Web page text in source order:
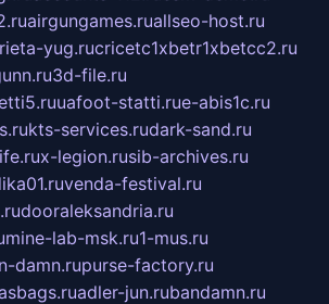
airgungames.ruallseo-host.ru
yug.rucricetc1xbetr1xbetcc2.ru
3d-file.ru
uafoot-statti.rue-abis1c.ru
kts-services.rudark-sand.ru
x-legion.rusib-archives.ru
venda-festival.ru
dooraleksandria.ru
mine-lab-msk.ru1-mus.ru
damn.rupurse-factory.ru
adler-jun.rubandamn.ru